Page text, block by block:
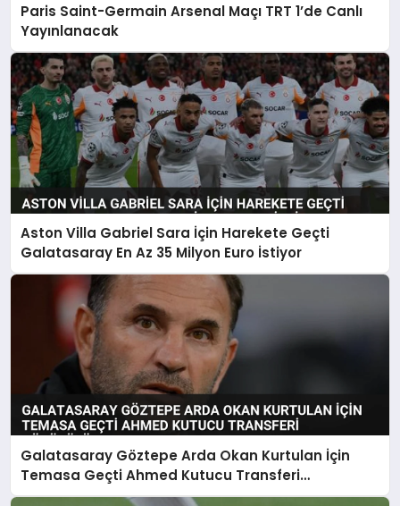
Paris Saint-Germain Arsenal Maçı TRT 1’de Canlı
Yayınlanacak
Aston Villa Gabriel Sara İçin Harekete Geçti
Galatasaray En Az 35 Milyon Euro İstiyor
Galatasaray Göztepe Arda Okan Kurtulan İçin
Temasa Geçti Ahmed Kutucu Transferi
Görüşülüyor